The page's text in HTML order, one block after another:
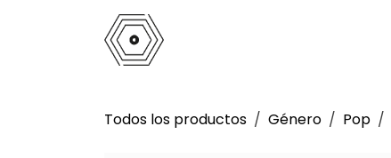
Todos los productos Género Pop